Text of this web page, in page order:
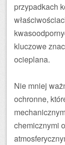
przypadkach
kluczowe
ocieplana.
Nie mniej
ochronne,
chemicznymi